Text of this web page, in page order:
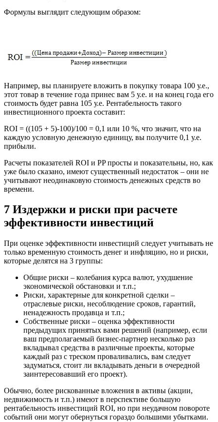
Формулы выглядит следующим образом:
Например, вы планируете вложить в покупку товара 100 у.е.,
этот товар в течение года принес вам 5 у.е. и на конец года его
стоимость будет равна 105 у.е. Рентабельность такого
инвестиционного проекта составит:
ROI = ((105 + 5)-100)/100 = 0,1 или 10 %, что значит, что на
каждую условную денежную единицу, вы получите 0,1 у.е.
прибыли.
Расчеты показателей ROI и PP просты и показательны, но, как
уже было сказано, имеют существенный недостаток – они не
учитывают неодинаковую стоимость денежных средств во
времени.
7 Издержки и риски при расчете
эффективности инвестиций
При оценке эффективности инвестиций следует учитывать не
только временную стоимость денег и инфляцию, но и риски,
которые делятся на 3 группы:
Общие риски – колебания курса валют, ухудшение
экономической обстановки и т.п.;
Риски, характерные для конкретной сделки –
отраслевые риски, несоблюдение сроков, гарантий,
ненадежность продавца и т.п.;
Собственные риски – оценка эффективности
предыдущих принятых вами решений (например, если
ваш предполагаемый бизнес-партнер несколько раз
вкладывал средства в различные проекты, которые
каждый раз с треском проваливались, вам следует
задуматься, стоит ли вкладывать деньги в очередной
заинтересовавший его проект).
Обычно, более рискованные вложения в активы (акции,
недвижимость и т.п.) имеют в перспективе большую
рентабельность инвестиций ROI, но при неудачном повороте
событий они могут обернуться гораздо большими убытками.